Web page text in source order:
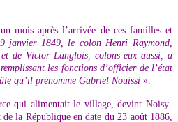
mois après l’arrivée de ces familles et
janvier 1849, le colon Henri Raymond,
de Victor Langlois, colons eux aussi, a
les fonctions d’officier de l’état
qu’il prénomme Gabriel Nouissi ».
qui alimentait le village, devint Noisy-
la République en date du 23 août 1886,